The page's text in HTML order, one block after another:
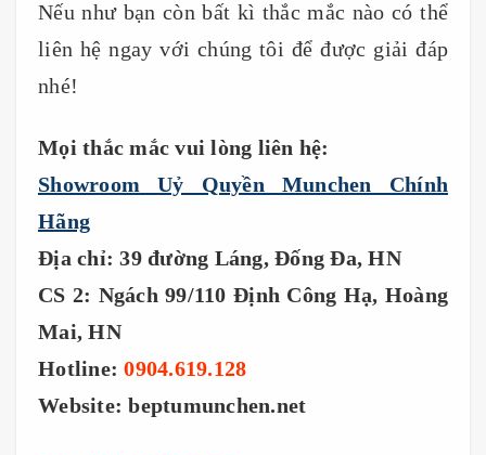
Nếu như bạn còn bất kì thắc mắc nào có thể
liên hệ ngay với chúng tôi để được giải đáp
nhé!
Mọi thắc mắc vui lòng liên hệ:
Showroom Uỷ Quyền Munchen Chính
Hãng
Địa chỉ: 39 đường Láng, Đống Đa, HN
CS 2: Ngách 99/110 Định Công Hạ, Hoàng
Mai, HN
Hotline:0904.619.128
Website: beptumunchen.net